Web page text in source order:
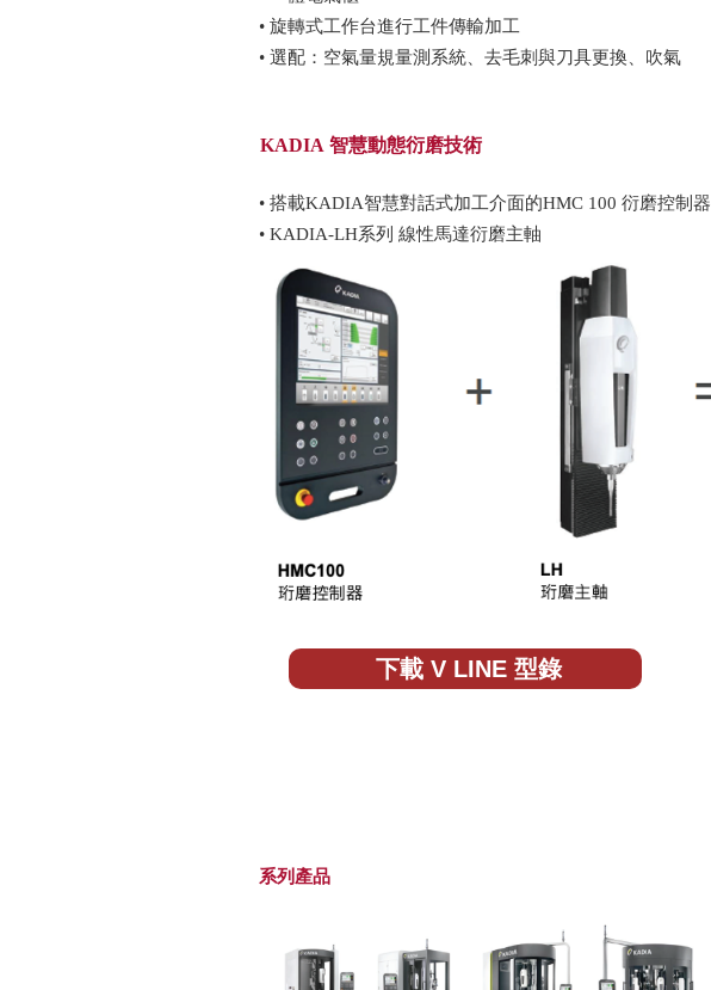
• 旋轉式工作台進行工件傳輸加工
• 選配：空氣量規量測系統、去毛刺與刀具更換、吹氣
KADIA 智慧動態衍磨技術
• 搭載KADIA智慧對話式加工介面的HMC 100 衍磨控制器
• KADIA-LH系列 線性馬達衍磨主軸
下載 V LINE 型錄
系列產品